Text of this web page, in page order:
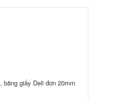
giấy Deli đơn 20mm